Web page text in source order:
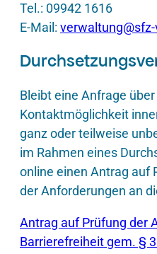
Tel.: 09942 1616
E-Mail:
Bleibt eine Anfrage
Kontaktmöglichkeit
ganz oder teilweise
im Rahmen eines
online einen Antrag auf
der Anforderungen an
Antrag auf Prüfung der
Barrierefreiheit gem. §